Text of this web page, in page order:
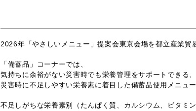
2026年「やさしいメニュー」提案会東京会場を都立産業貿
「備蓄品」コーナーでは、
気持ちに余裕がない災害時でも栄養管理をサポートできる、
災害時に不足しやすい栄養素に着目した備蓄品使用メニュー
不足しがちな栄養素別（たんぱく質、カルシウム、ビタミ